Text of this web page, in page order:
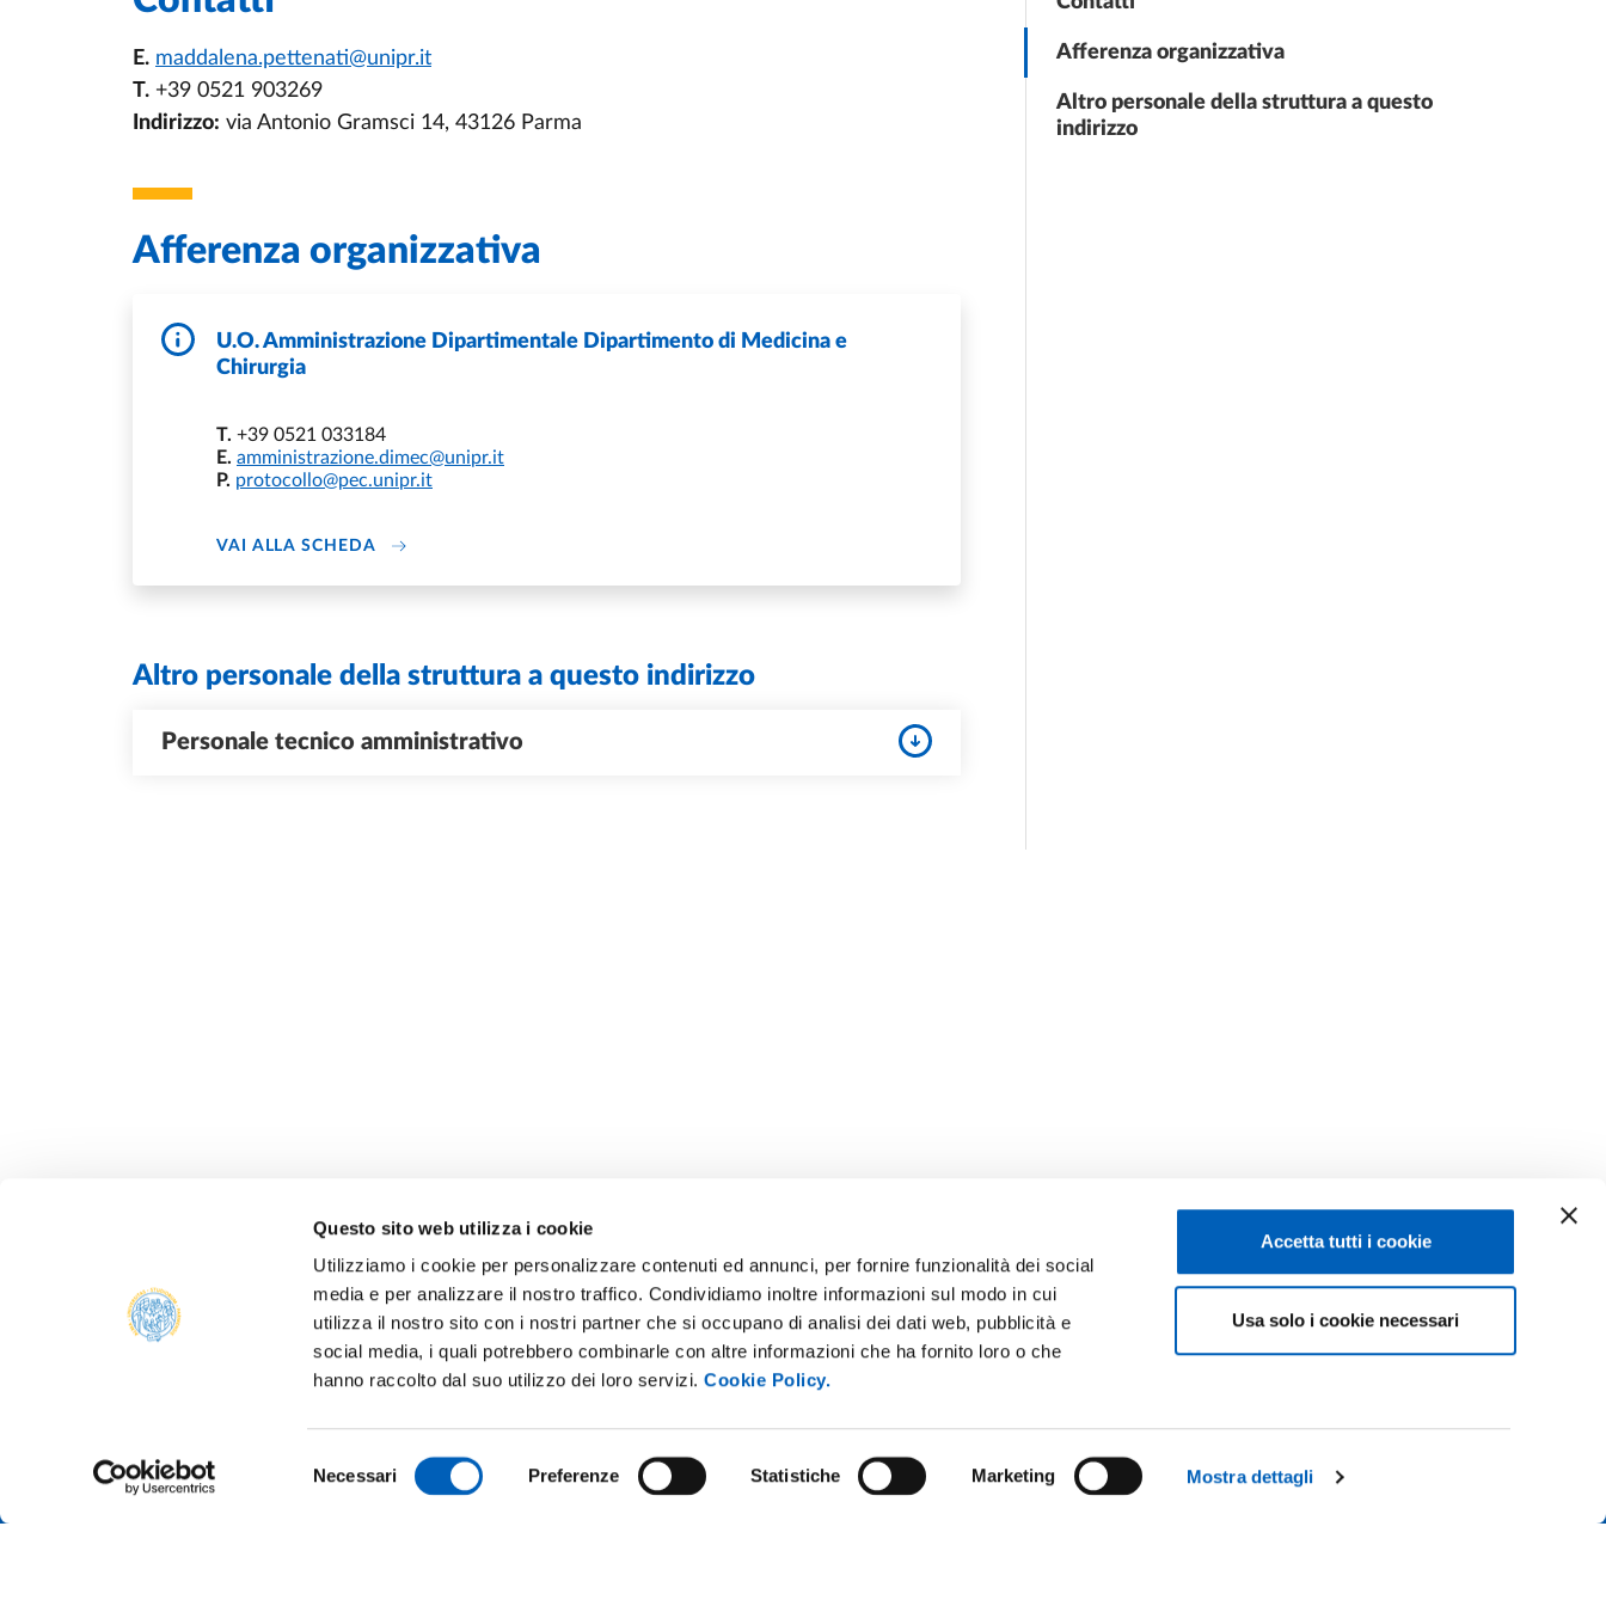
Questo sito web utilizza i cookie
Utilizziamo i cookie per personalizzare contenuti ed annunci, per fornire funzionalità dei social
media e per analizzare il nostro traffico. Condividiamo inoltre informazioni sul modo in cui
utilizza il nostro sito con i nostri partner che si occupano di analisi dei dati web, pubblicità e
social media, i quali potrebbero combinarle con altre informazioni che ha fornito loro o che
hanno raccolto dal suo utilizzo dei loro servizi.Cookie Policy.
del
Necessari Preferenze Statistiche Marketing Mostra dettagli
Accetta tutti i cookie
Usa solo i cookie necessari
CONTATTACI
Afferenza organizzativa
Altro personale della struttura a questo
indirizzo
E. maddalena.pettenati@unipr.it
T. +39 0521 903269
Indirizzo: via Antonio Gramsci 14, 43126 Parma
Afferenza organizzativa
U.O. Amministrazione Dipartimentale Dipartimento di Medicina e
Chirurgia
T. +39 0521 033184
E. amministrazione.dimec@unipr.it
P. protocollo@pec.unipr.it
VAI ALLA SCHEDA DI U.O. AMMINISTRAZIONE DIPARTIMENTALE DIPARTIMENTO DI MEDICINA E CHIRURGIA
Altro personale della struttura a questo indirizzo
Personale tecnico amministrativo
Via Università, 12 - I 43121 Parma
ALBO ONLINE
PARMA
AMMINISTRAZIONE TRASPARENTE
SOSTIENI L'ATENEO
Facebook Linkedin